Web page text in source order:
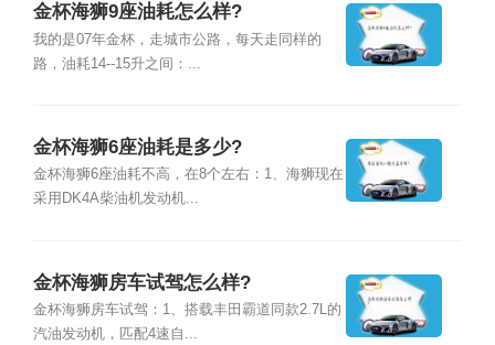
金杯海狮9座油耗怎么样?
我的是07年金杯，走城市公路，每天走同样的
路，油耗14--15升之间：...
金杯海狮6座油耗是多少?
金杯海狮6座油耗不高，在8个左右：1、海狮现在
采用DK4A柴油机发动机...
金杯海狮房车试驾怎么样?
金杯海狮房车试驾：1、搭载丰田霸道同款2.7L的
汽油发动机，匹配4速自...